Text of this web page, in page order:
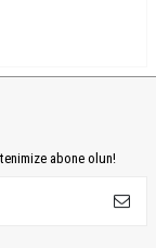
abone olun!